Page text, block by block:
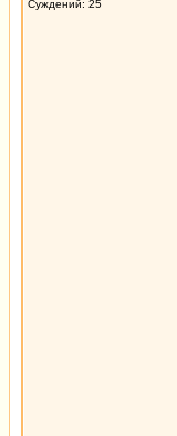
Суждений: 25